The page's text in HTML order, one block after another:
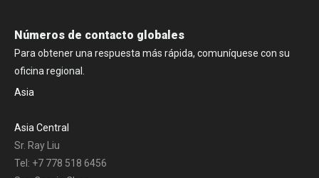
Números de contacto globales
Para obtener una respuesta más rápida, comuníquese con su
oficina regional.
Asia
Asia Central
Sr. Ray Liu
Tel: +7 778 518 6456